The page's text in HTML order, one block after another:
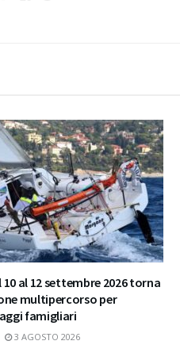
10 al 12 settembre 2026 torna
multipercorso per
famigliari
3 AGOSTO 2026